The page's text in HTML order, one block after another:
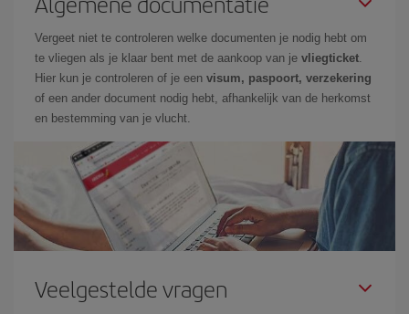
Vergeet niet te controleren welke documenten je nodig hebt om
te vliegen als je klaar bent met de aankoop van je vliegticket
Hier kun je controleren of je een visum, paspoort, verzekering
of een ander document nodig hebt, afhankelijk van de herkomst
en bestemming van je vlucht.
Veelgestelde vragen